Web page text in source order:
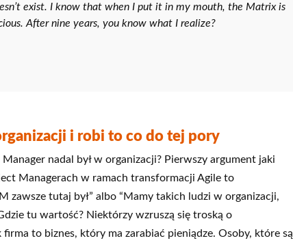
exist. I know that when I put it in my mouth, the Matrix is
After nine years, you know what I realize?
i robi to co do tej pory
nadal był w organizacji? Pierwszy argument jaki
Managerach w ramach transformacji Agile to
zawsze tutaj był” albo “Mamy takich ludzi w organizacji,
tu wartość? Niektórzy wzruszą się troską o
to biznes, który ma zarabiać pieniądze. Osoby, które są